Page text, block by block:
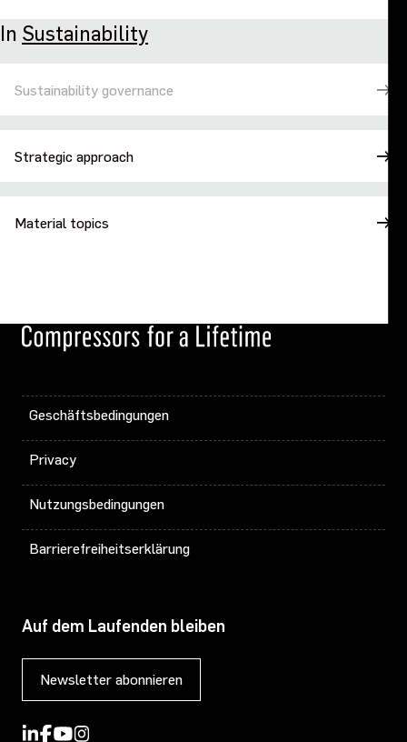
In Sustainability
Sustainability governance
Strategic approach
Material topics
Geschäftsbedingungen
Privacy
Nutzungsbedingungen
Barrierefreiheitserklärung
Auf dem Laufenden bleiben
Newsletter abonnieren